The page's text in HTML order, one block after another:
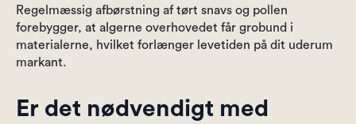
Regelmæssig afbørstning af tørt snavs og pollen
forebygger, at algerne overhovedet får grobund i
materialerne, hvilket forlænger levetiden på dit uderum
markant.
Er det nødvendigt med